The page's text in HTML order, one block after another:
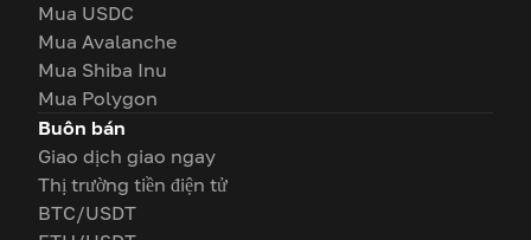
Mua USDC
Mua Avalanche
Mua Shiba Inu
Mua Polygon
Buôn bán
Giao dịch giao ngay
Thị trường tiền điện tử
BTC/USDT